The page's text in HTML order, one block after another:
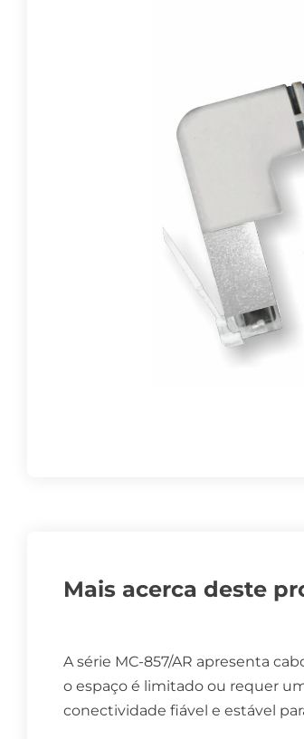
Mais acerca deste
A série MC-857/AR apresenta
o espaço é limitado ou requer
conectividade fiável e estável